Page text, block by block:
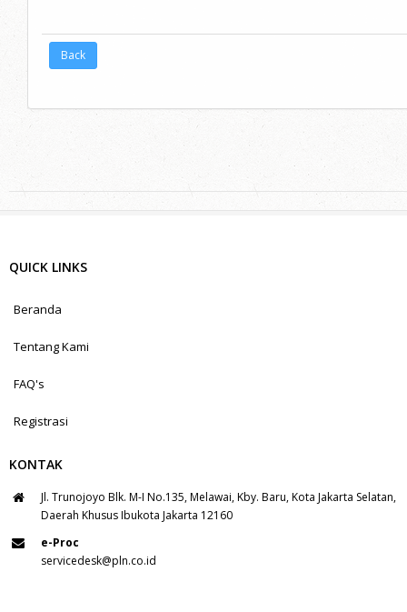
Back
QUICK LINKS
Beranda
Tentang Kami
FAQ's
Registrasi
KONTAK
Jl. Trunojoyo Blk. M-I No.135, Melawai, Kby. Baru, Kota Jakarta Selatan,
Daerah Khusus Ibukota Jakarta 12160
e-Proc
servicedesk@pln.co.id